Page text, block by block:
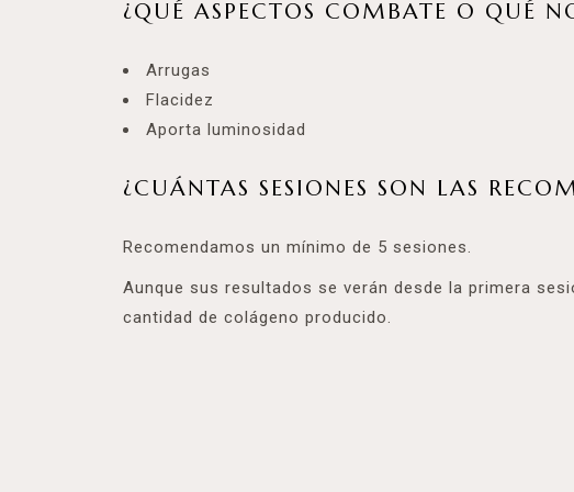
¿QUÉ ASPECTOS COMBATE O QUÉ
Arrugas
Flacidez
Aporta luminosidad
¿CUÁNTAS SESIONES SON LAS
Recomendamos un mínimo de 5 sesiones.
Aunque sus resultados se verán desde la primera
cantidad de colágeno producido.